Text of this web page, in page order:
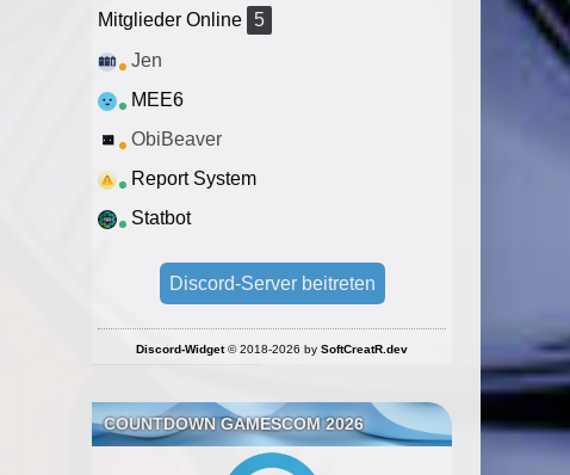
Mitglieder Online
5
Jen
MEE6
ObiBeaver
Report System
Statbot
Discord-Server beitreten
Discord-Widget© 2018-2026 by SoftCreatR.dev
COUNTDOWN GAMESCOM 2026